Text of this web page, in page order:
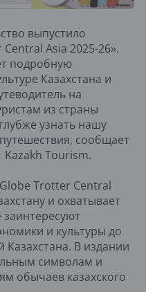
выпустило
Asia 2025-26».
подробную
Казахстана и
на
из страны
узнать нашу
сообщает
Tourism.
Trotter Central
и охватывает
и культуры до
Казахстана. В издании
символам и
обычаев казахского